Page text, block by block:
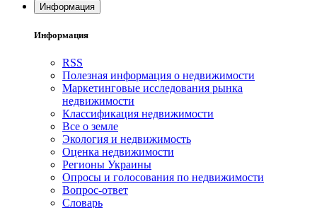
Информация
Информация
RSS
Полезная информация о недвижимости
Маркетинговые исследования рынка
недвижимости
Классификация недвижимости
Все о земле
Экология и недвижимость
Оценка недвижимости
Регионы Украины
Опросы и голосования по недвижимости
Вопрос-ответ
Словарь